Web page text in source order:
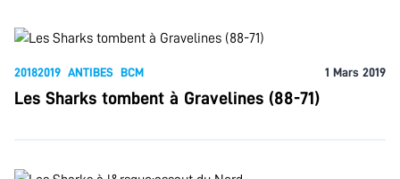
20182019 ANTIBES BCM 1 Mars 2019
Les Sharks tombent à Gravelines (88-71)